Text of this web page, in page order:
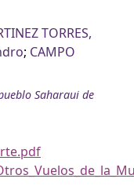
TORRES,
; CAMPO
Saharaui de